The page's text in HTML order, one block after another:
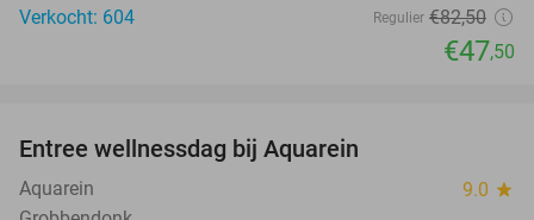
Verkocht: 604
Regulier €82,50
€47,50
Entree wellnessdag bij Aquarein
Aquarein 9.0 star